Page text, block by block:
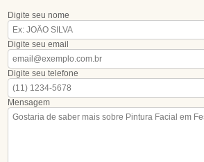
Digite seu nome
Digite seu email
Digite seu telefone
Mensagem